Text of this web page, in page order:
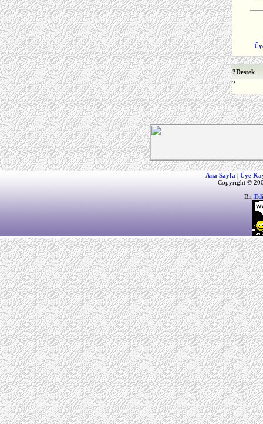
?Destek
?
Ana Sayfa | Üye
Copyright ©
Bir